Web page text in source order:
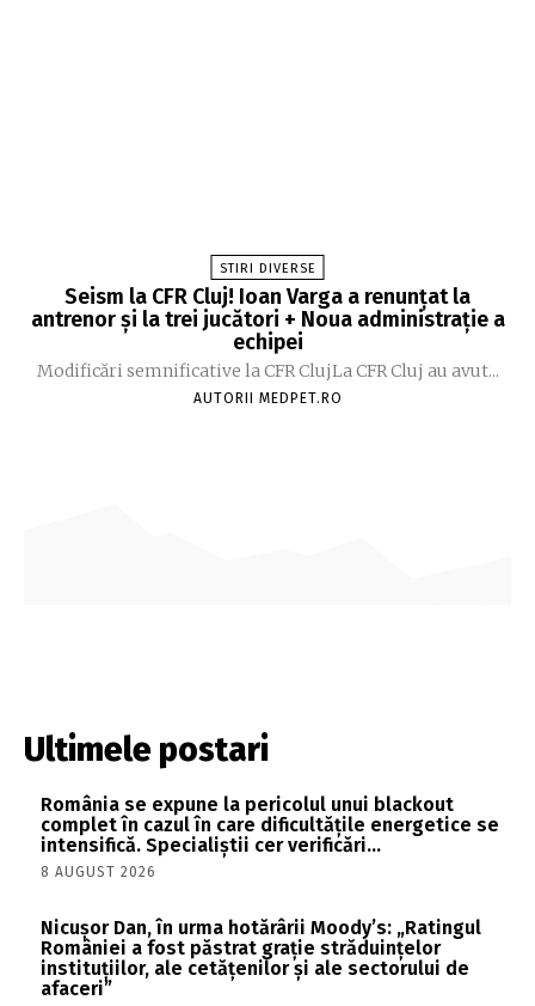
STIRI DIVERSE
Seism la CFR Cluj! Ioan Varga a renunțat la
antrenor și la trei jucători + Noua administrație a
echipei
Modificări semnificative la CFR ClujLa CFR Cluj au avut...
AUTORII MEDPET.RO
Ultimele postari
România se expune la pericolul unui blackout
complet în cazul în care dificultățile energetice se
intensifică. Specialiștii cer verificări…
8 AUGUST 2026
Nicușor Dan, în urma hotărârii Moody’s: „Ratingul
României a fost păstrat grație străduințelor
instituțiilor, ale cetățenilor și ale sectorului de
afaceri”